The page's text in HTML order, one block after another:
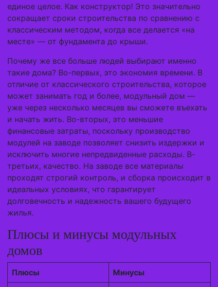
единое целое. Как конструктор! Это значительно
сокращает сроки строительства по сравнению с
классическим методом, когда все делается «на
месте» — от фундамента до крыши.
Почему же все больше людей выбирают именно
такие дома? Во-первых, это экономия времени. В
отличие от классического строительства, которое
может занимать год и более, модульный дом —
уже через несколько месяцев вы сможете въехать
и начать жить. Во-вторых, это меньшие
финансовые затраты, поскольку производство
модулей на заводе позволяет снизить издержки и
исключить многие непредвиденные расходы. В-
третьих, качество. На заводе все материалы
проходят строгий контроль, и сборка происходит в
идеальных условиях, что гарантирует
долговечность и надежность вашего будущего
жилья.
Плюсы и минусы модульных
домов
Плюсы Минусы